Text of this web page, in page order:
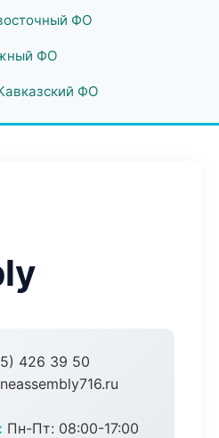
ФО
ФО
ФО
426 39 50
Пн-Пт: 08:00-17:00